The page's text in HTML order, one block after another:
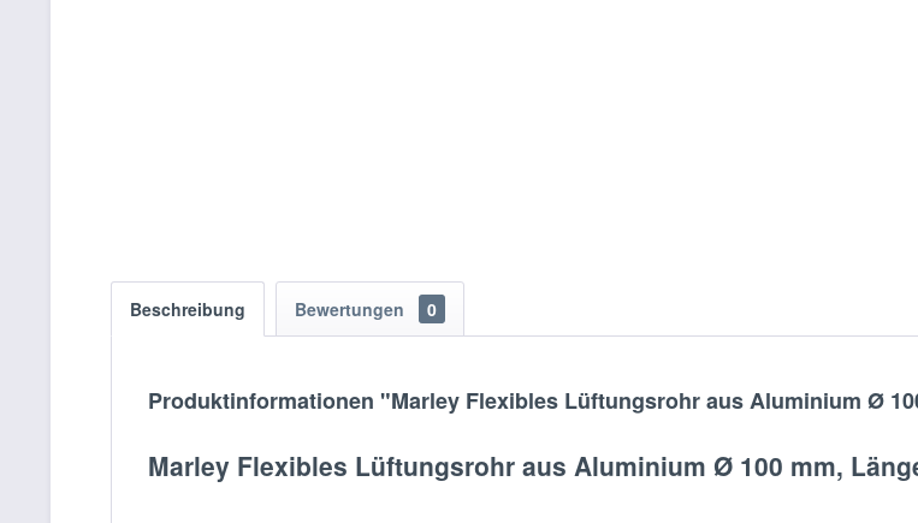
Beschreibung Bewertungen 0
Produktinformationen "Marley Flexibles Lüftungsrohr aus Aluminium Ø
Marley Flexibles Lüftungsrohr aus Aluminium Ø 100 mm,